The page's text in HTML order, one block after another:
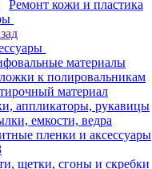
Ремонт кожи и пластика
материалы
к полировальникам
материал
аппликаторы, рукавицы
емкости, ведра
пленки и аксессуары
щетки, сгоны и скребки